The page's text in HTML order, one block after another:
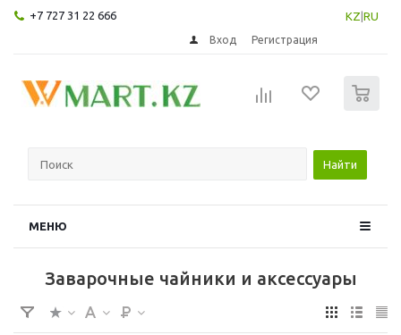
+7 727 31 22 666 KZ RU
Вход Регистрация
Найти
МЕНЮ
Заварочные чайники и аксессуары